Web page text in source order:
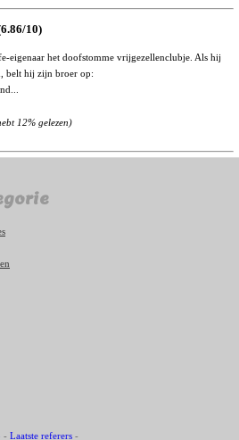
10)
eigenaar het doofstomme vrijgezellenclubje. Als hij
belt hij zijn broer op:
12% gelezen)
- Laatste referers -